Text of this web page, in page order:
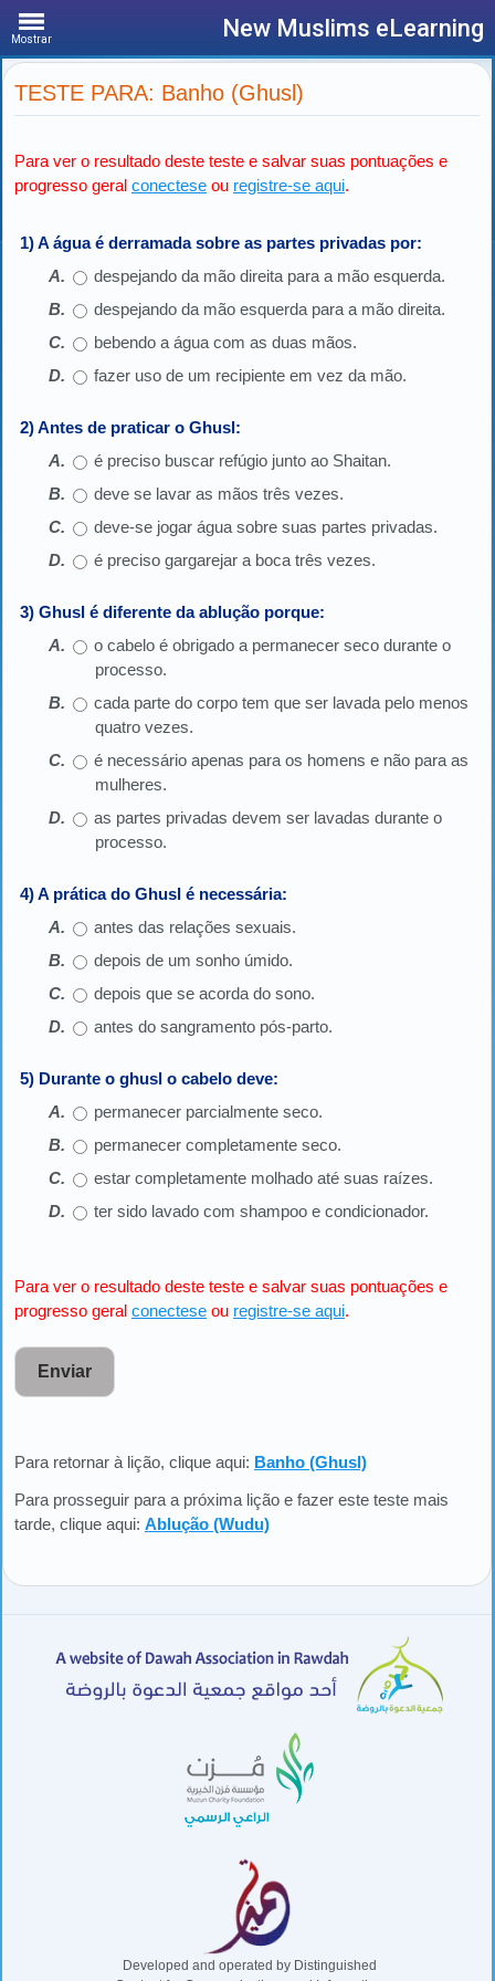
Mostrar New Muslims eLearning
TESTE PARA: Banho (Ghusl)
Para ver o resultado deste teste e salvar suas pontuações e
progresso geral conectese ou registre-se aqui.
1) A água é derramada sobre as partes privadas por:
despejando da mão direita para a mão esquerda.
despejando da mão esquerda para a mão direita.
bebendo a água com as duas mãos.
fazer uso de um recipiente em vez da mão.
2) Antes de praticar o Ghusl:
é preciso buscar refúgio junto ao Shaitan.
deve se lavar as mãos três vezes.
deve-se jogar água sobre suas partes privadas.
é preciso gargarejar a boca três vezes.
3) Ghusl é diferente da ablução porque:
o cabelo é obrigado a permanecer seco durante o
processo.
cada parte do corpo tem que ser lavada pelo menos
quatro vezes.
é necessário apenas para os homens e não para as
mulheres.
as partes privadas devem ser lavadas durante o
processo.
4) A prática do Ghusl é necessária:
antes das relações sexuais.
depois de um sonho úmido.
depois que se acorda do sono.
antes do sangramento pós-parto.
5) Durante o ghusl o cabelo deve:
permanecer parcialmente seco.
permanecer completamente seco.
estar completamente molhado até suas raízes.
ter sido lavado com shampoo e condicionador.
Para ver o resultado deste teste e salvar suas pontuações e
progresso geral conectese ou registre-se aqui.
Enviar
Para retornar à lição, clique aqui: Banho (Ghusl)
Para prosseguir para a próxima lição e fazer este teste mais
tarde, clique aqui: Ablução (Wudu)
Developed and operated by Distinguished